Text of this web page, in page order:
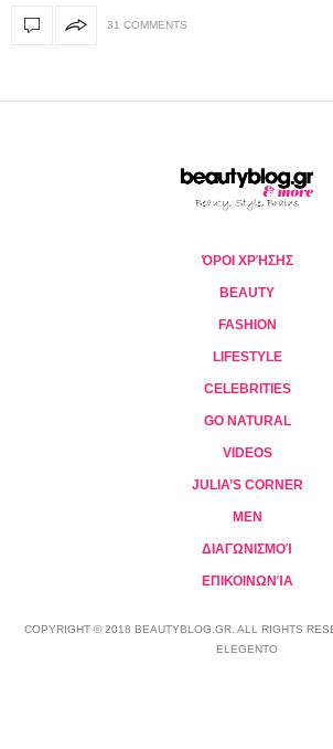
31 COMMENTS
ΌΡΟΙ ΧΡΉΣΗΣ
BEAUTY
FASHION
LIFESTYLE
CELEBRITIES
GO NATURAL
VIDEOS
JULIA’S CORNER
MEN
ΔΙΑΓΩΝΙΣΜΟΊ
ΕΠΙΚΟΙΝΩΝΊΑ
COPYRIGHT © 2018 BEAUTYBLOG.GR. ALL RIGHTS
ELEGENTO